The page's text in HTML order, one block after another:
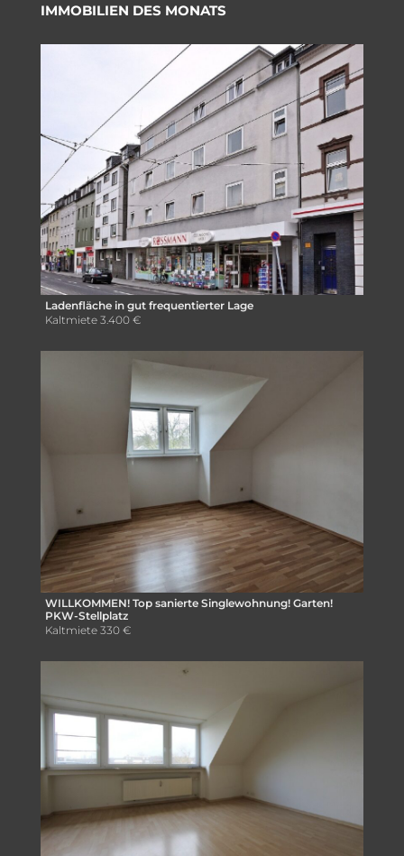
IMMOBILIEN DES MONATS
Ladenfläche in gut frequentierter Lage
Kaltmiete 3.400 €
WILLKOMMEN! Top sanierte Singlewohnung! Garten!
PKW-Stellplatz
Kaltmiete 330 €